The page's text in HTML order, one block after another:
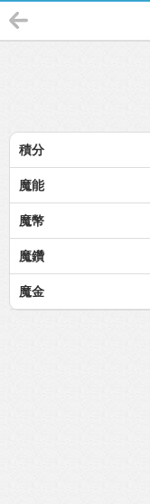
積分
魔能
魔幣
魔鑽
魔金